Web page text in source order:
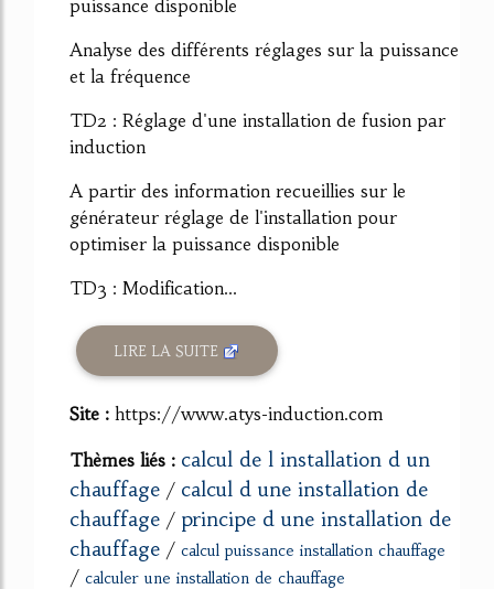
puissance disponible
Analyse des différents réglages sur la puissance
et la fréquence
TD2 : Réglage d'une installation de fusion par
induction
A partir des information recueillies sur le
générateur réglage de l'installation pour
optimiser la puissance disponible
TD3 : Modification...
LIRE LA SUITE
Site : https://www.atys-induction.com
Thèmes liés : calcul de l installation d un
chauffage / calcul d une installation de
chauffage / principe d une installation de
chauffage / calcul puissance installation chauffage
/ calculer une installation de chauffage